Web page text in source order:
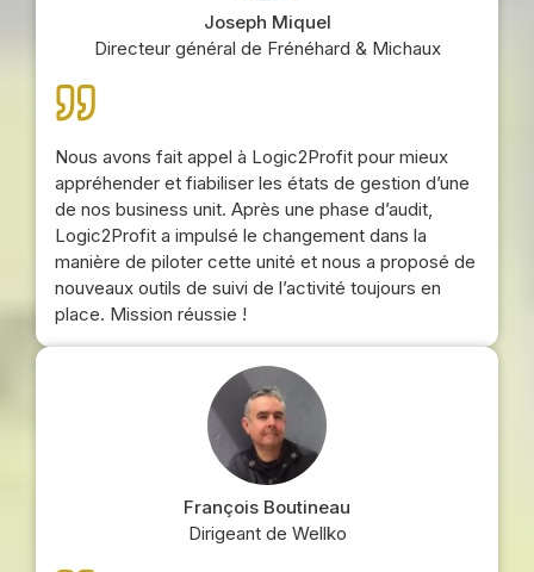
Joseph Miquel
Directeur général de Frénéhard & Michaux
Nous avons fait appel à Logic2Profit pour mieux
appréhender et fiabiliser les états de gestion d’une
de nos business unit. Après une phase d’audit,
Logic2Profit a impulsé le changement dans la
manière de piloter cette unité et nous a proposé de
nouveaux outils de suivi de l’activité toujours en
place. Mission réussie !
François Boutineau
Dirigeant de Wellko